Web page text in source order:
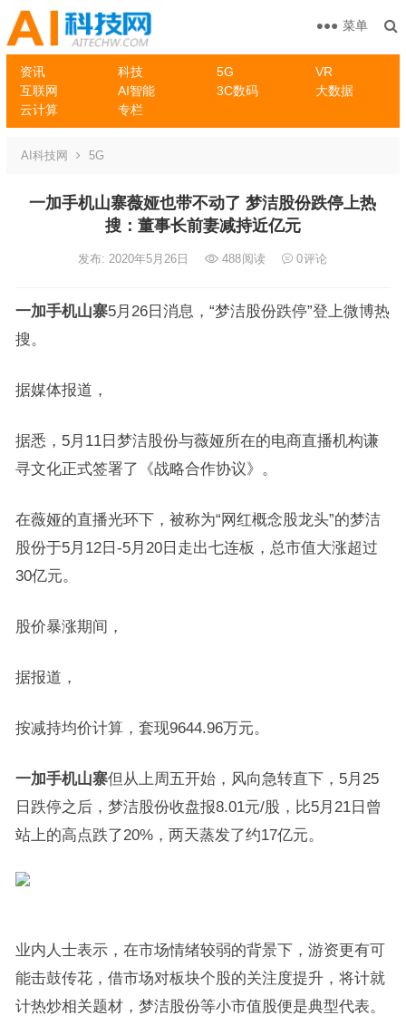
资讯 科技 5G
VR
互联网
AI智能 3C数码
大数据
云计算
专栏
菜单
AI科技网 5G
一加手机山寨薇娅也带不动了 梦洁股份跌停上热
搜：董事长前妻减持近亿元
发布: 2020年5月26日 488阅读 0评论
一加手机山寨5月26日消息，“梦洁股份跌停”登上微博热
搜。
据媒体报道，
据悉，5月11日梦洁股份与薇娅所在的电商直播机构谦
寻文化正式签署了《战略合作协议》。
在薇娅的直播光环下，被称为“网红概念股龙头”的梦洁
股份于5月12日-5月20日走出七连板，总市值大涨超过
30亿元。
股价暴涨期间，
据报道，
按减持均价计算，套现9644.96万元。
一加手机山寨但从上周五开始，风向急转直下，5月25
日跌停之后，梦洁股份收盘报8.01元/股，比5月21日曾
站上的高点跌了20%，两天蒸发了约17亿元。
业内人士表示，在市场情绪较弱的背景下，游资更有可
能击鼓传花，借市场对板块个股的关注度提升，将计就
计热炒相关题材，梦洁股份等小市值股便是典型代表。